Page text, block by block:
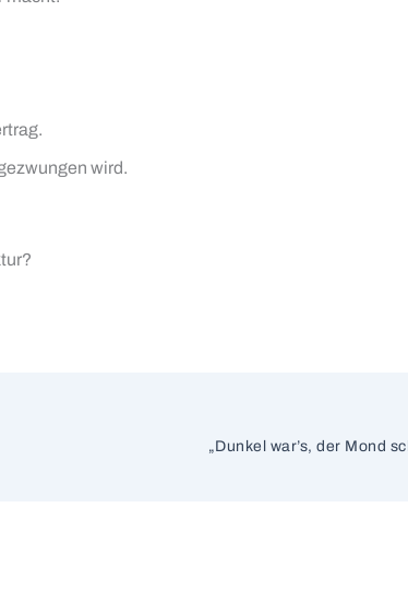
wird.
„Dunkel war’s, der Mond